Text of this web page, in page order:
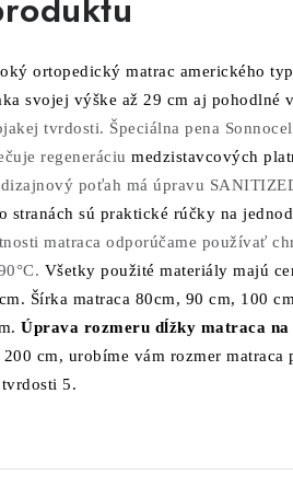
ortopedický matrac amerického
svojej výške až 29 cm aj pohodlné
tvrdosti. Špeciálna pena
regeneráciu medzistavcových
poťah má úpravu
stranách sú praktické rúčky na
matraca odporúčame používať
Všetky použité materiály majú
Šírka matraca 80cm, 90 cm, 100
Úprava rozmeru dĺžky matraca
200 cm, urobíme vám rozmer
5.